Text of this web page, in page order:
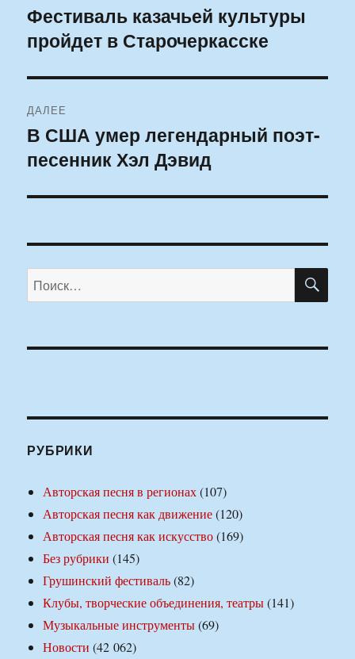
по
записям
Предыдущая
запись:
Фестиваль казачьей культуры
пройдет в Старочеркасске
ДАЛЕЕ
Следующая
запись:
В США умер легендарный поэт-
песенник Хэл Дэвид
Искать:
РУБРИКИ
Авторская песня в регионах(107)
Авторская песня как движение(120)
Авторская песня как искусство(169)
Без рубрики (145)
Грушинский фестиваль(82)
Клубы, творческие объединения, театры(141)
Музыкальные инструменты(69)
Новости (42 062)